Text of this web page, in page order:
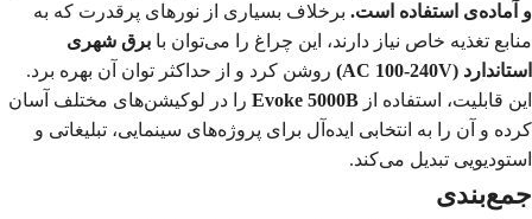
و آماده‌ی استفاده است. برخلاف بسیاری از نورهای پرقدرت که به
منابع تغذیه خاص نیاز دارند، این چراغ را می‌توان با برق شهری
استاندارد (AC 100-240V)
روشن کرد و از حداکثر توان آن بهره برد.
این قابلیت، استفاده از Evoke 5000B را در لوکیشن‌های مختلف آسان
کرده و آن را به انتخابی ایده‌آل برای پروژه‌های سینمایی، تبلیغاتی و
استودیویی تبدیل می‌کند.
جمع‌بندی